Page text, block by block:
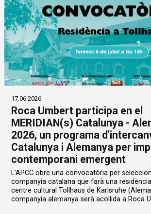
17.06.2026
Roca Umbert participa en el
MERIDIAN(s) Catalunya -
2026, un programa
Catalunya i Alemanya per
contemporani emergent
L'APCC obre una convocatòria per
companyia catalana que farà una
centre cultural Tollhaus de Karlsruhe
companyia alemanya serà acollida a Roca